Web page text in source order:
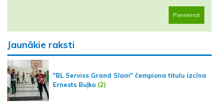
Pievienot
Jaunākie raksti
"BL Serviss Grand Slam" čempiona titulu izcīna
Ernests Buļko (2)